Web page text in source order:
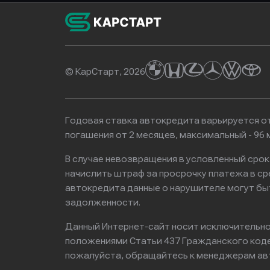
© КарСтарт, 2026
Годовая ставка автокредита варьируется
погашения от 2 месяцев, максимальный -
В случае невозвращения в условленный
начислить штраф за просрочку платежа в
автокредита данные о нарушителе могут
задолженности.
Данный Интернет-сайт носит
положениями Статьи 437 Гражданского
пожалуйста, обращайтесь к менеджерам